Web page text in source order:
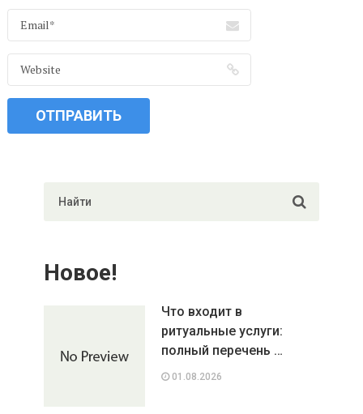
Новое!
Что входит в
ритуальные услуги:
полный перечень …
01.08.2026